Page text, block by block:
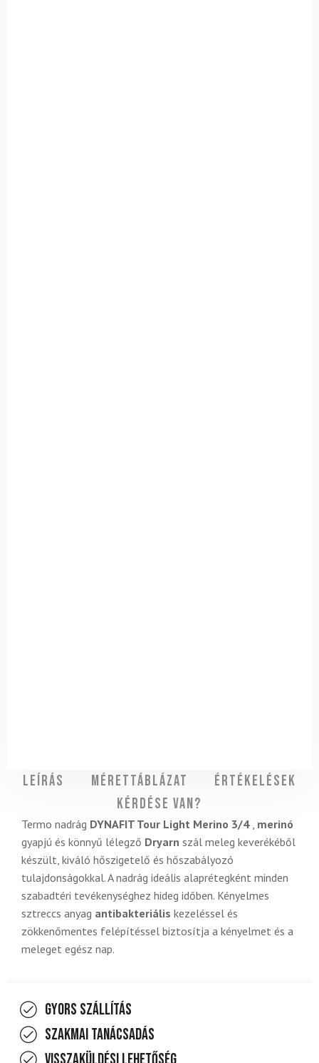
Leírás Mérettáblázat
Értékelések
Kérdése van?
Termo nadrág DYNAFIT Tour Light Merino 3/4, merinó
gyapjú és könnyű lélegző Dryarn szál meleg keverékéből
készült, kiváló hőszigetelő és hőszabályozó
tulajdonságokkal. A nadrág ideális alaprétegként minden
szabadtéri tevékenységhez hideg időben. Kényelmes
sztreccs anyag antibakteriális kezeléssel és
zökkenőmentes felépítéssel biztosítja a kényelmet és a
meleget egész nap.
Gyors szállítás
Szakmai tanácsadás